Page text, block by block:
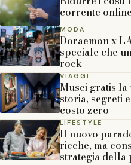
corrente
MODA
Doraemon x
speciale che
rock
VIAGGI
Musei gratis la
storia, segreti
costo zero
LIFESTYLE
Il nuovo
ricche, ma
strategia della